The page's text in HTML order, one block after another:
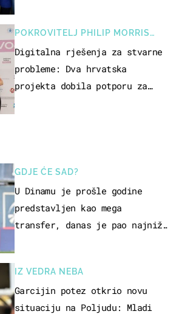
GDJE ĆE SAD?
U Dinamu je prošle godine
predstavljen kao mega
transfer, danas je pao najniže
IZ VEDRA NEBA
Garcijin potez otkrio novu
situaciju na Poljudu: Mladi
POKROVITELJ PHILIP MORRIS
ZAGREB
Digitalna rješenja za stvarne
probleme: Dva hrvatska
projekta dobila potporu za